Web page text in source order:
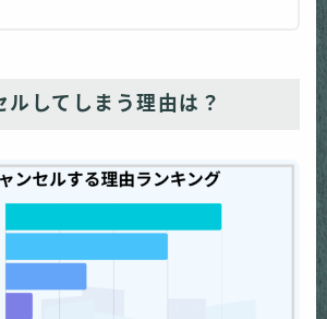
ルしてしまう理由は？